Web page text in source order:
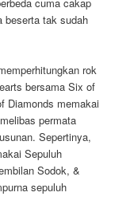
beserta tak sudah
rok
bersama Six of
Diamonds memakai
permata
Sepertinya,
Sepuluh
Sodok, &
sepuluh